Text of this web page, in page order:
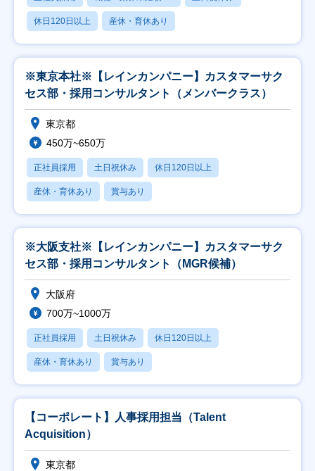
休日120日以上 産休・育休あり
※東京本社※【レインカンパニー】カスタマーサク
セス部・採用コンサルタント（メンバークラス）
東京都
450万~650万
正社員採用 土日祝休み 休日120日以上
産休・育休あり 賞与あり
※大阪支社※【レインカンパニー】カスタマーサク
セス部・採用コンサルタント（MGR候補）
大阪府
700万~1000万
正社員採用 土日祝休み 休日120日以上
産休・育休あり 賞与あり
【コーポレート】人事採用担当（Talent
Acquisition）
東京都